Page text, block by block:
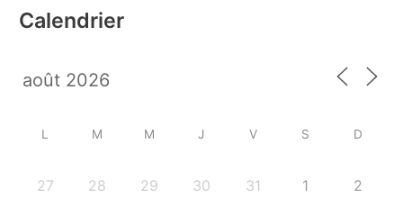
Calendrier
L M M J V S D
27 28 29 30 31 1 2